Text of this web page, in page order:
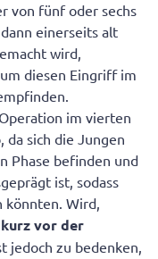
von fünf oder sechs
einerseits alt
wird,
diesen Eingriff im
im vierten
sich die Jungen
Phase befinden und
ist, sodass
könnten. Wird,
kurz vor der
jedoch zu bedenken,